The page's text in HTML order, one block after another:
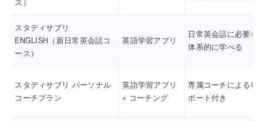
スタディサプリ
ENGLISH（新日常英会話コ
ース）
英語学習アプリ
日常英会話に必要な
体系的に学べる
スタディサプリ パーソナル
コーチプラン
英語学習アプリ
+ コーチング
専属コーチによる毎
ポート付き